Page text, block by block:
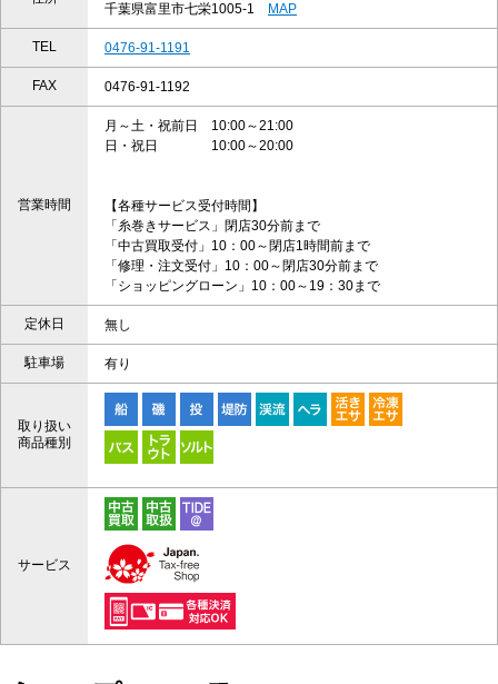
千葉県富里市七栄1005-1
MAP
TEL 0476-91-1191
FAX 0476-91-1192
営業時間
月～土・祝前日 10:00～21:00
日・祝日 10:00～20:00
【各種サービス受付時間】
「糸巻きサービス」閉店30分前まで
「中古買取受付」10：00～閉店1時間前まで
「修理・注文受付」10：00～閉店30分前まで
「ショッピングローン」10：00～19：30まで
定休日 無し
駐車場 有り
取り扱い
商品種別
サービス